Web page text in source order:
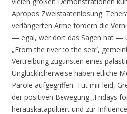
Apropos Zweistaatenlösung:
verlängerten Arme fordern die
— egal, wer dort das Sagen hat —
„From the river to the sea“,
Vertreibung zugunsten eines
Unglücklicherweise haben etliche
Parole aufgegriffen. Tut mir leid,
der positiven Bewegung „Fridays
herauskatapultiert und zur